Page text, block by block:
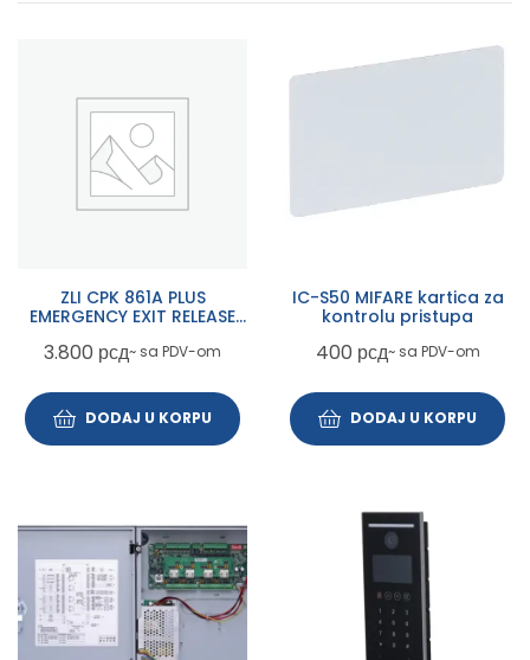
ZLI CPK 861A PLUS
EMERGENCY EXIT RELEASE
3.800 рсд~ sa PDV-om
DODAJ U KORPU
IC-S50 MIFARE kartica za
kontrolu pristupa
400 рсд~ sa PDV-om
DODAJ U KORPU